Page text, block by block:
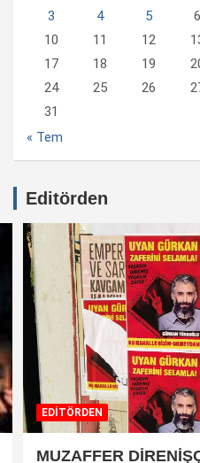
3
4 5 6
10
11 12
17
18 19
24
25 26
31
« Tem
Editörden
EDİTÖRDEN
MUZAFFER